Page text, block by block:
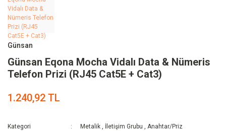
Günsan
Günsan Eqona Mocha Vidalı Data & Nümeris
Telefon Prizi (RJ45 Cat5E + Cat3)
1.240,92 TL
Kategori Metalik , İletişim Grubu ,Anahtar/Priz